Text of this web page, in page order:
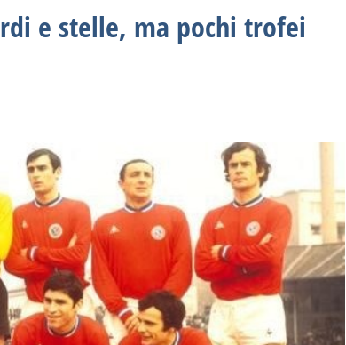
e stelle, ma pochi trofei